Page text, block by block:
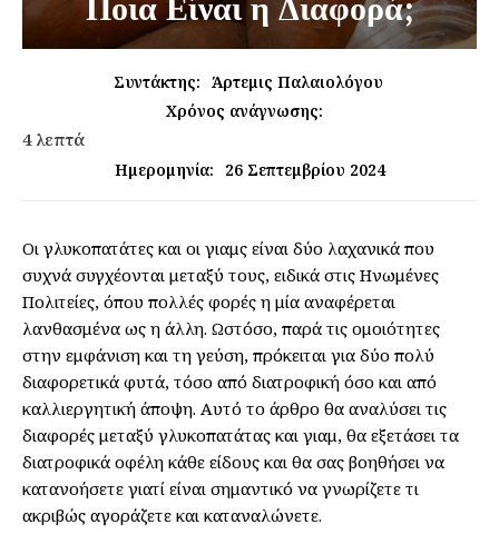
Συντάκτης: Άρτεμις Παλαιολόγου
Χρόνος ανάγνωσης:
4λεπτά
Ημερομηνία: 26 Σεπτεμβρίου 2024
Οι γλυκοπατάτες και οι γιαμς είναι δύο λαχανικά που
συχνά συγχέονται μεταξύ τους, ειδικά στις Ηνωμένες
Πολιτείες, όπου πολλές φορές η μία αναφέρεται
λανθασμένα ως η άλλη. Ωστόσο, παρά τις ομοιότητες
στην εμφάνιση και τη γεύση, πρόκειται για δύο πολύ
διαφορετικά φυτά, τόσο από διατροφική όσο και από
καλλιεργητική άποψη. Αυτό το άρθρο θα αναλύσει τις
διαφορές μεταξύ γλυκοπατάτας και γιαμ, θα εξετάσει τα
διατροφικά οφέλη κάθε είδους και θα σας βοηθήσει να
κατανοήσετε γιατί είναι σημαντικό να γνωρίζετε τι
ακριβώς αγοράζετε και καταναλώνετε.